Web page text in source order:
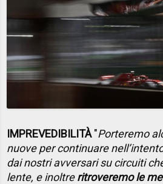
IMPREVEDIBILITÀ"Porteremo
nuove per continuare
dai nostri avversari su circuiti
lente, e inoltreritroveremo le